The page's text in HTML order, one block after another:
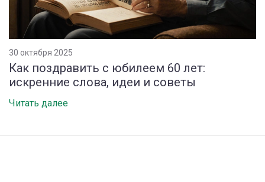
30 октября 2025
Как поздравить с юбилеем 60 лет:
искренние слова, идеи и советы
Читать далее